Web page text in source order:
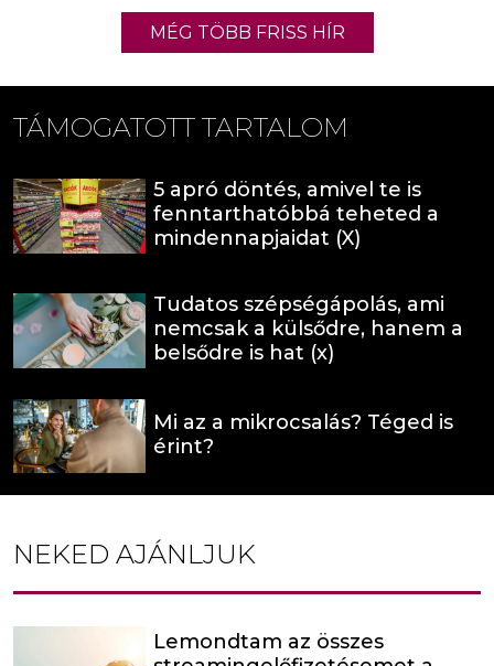
MÉG TÖBB FRISS HÍR
TÁMOGATOTT TARTALOM
5 apró döntés, amivel te is
fenntarthatóbbá teheted a
mindennapjaidat (X)
Tudatos szépségápolás, ami
nemcsak a külsődre, hanem a
belsődre is hat (x)
Mi az a mikrocsalás? Téged is
érint?
NEKED AJÁNLJUK
Lemondtam az összes